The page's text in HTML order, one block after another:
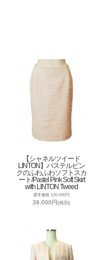
【シャネルツイード
LINTON】パステルピン
クのふわふわソフトスカ
ート/Pastel Pink Soft Skirt
with LINTON Tweed
通常価格 120,000円
39,000円(税別)